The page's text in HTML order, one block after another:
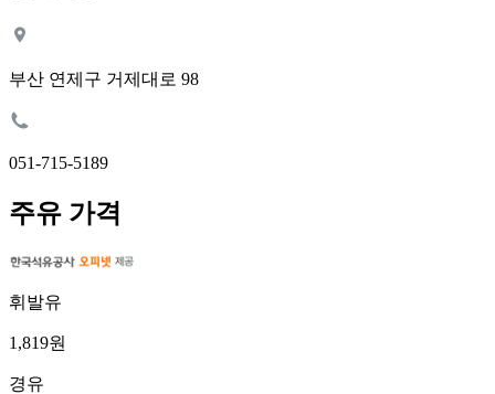
부산 연제구 거제대로 98
051-715-5189
주유 가격
휘발유
1,819원
경유